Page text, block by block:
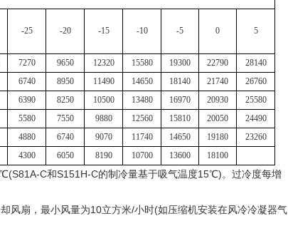
-25 -20 -15 -10 -5 0 5
7270 9650 12320 15580 19300 22790
28140
6740 8950 11490 14650 18140 21740
26760
6390 8250 10500 13480 16970 20930
25580
5580 7550 9880 12560 15810 20050
24490
4880 6740 9070 11740 14650 19180
23260
4300 6050 8190 10700 13600 18100
C和S151H-C的制冷量基于吸气温度15℃)。过冷度每增
扇，最小风量为10立方米/小时(如压缩机安装在风冷冷凝器气